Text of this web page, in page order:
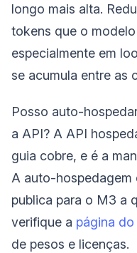
longo mais alta.
tokens que o
especialmente em
se acumula entre as
Posso auto-
a API? A API
guia cobre, e é a
A auto-
publica para o M3 a
verifique a página
de pesos e licenças.